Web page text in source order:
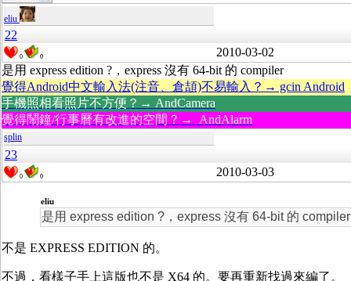
eliu
22
0 0
2010-03-02
是用 express edition ?，express 沒有 64-bit 的 compiler
覺得Android中文輸入法(注音、倉頡)不易輸入？→ gcin Android
手機照相看照片不方便？→ AndCamera
覺得鬧鐘/行事曆有改進的空間？→ AndAlarm
splin
23
0 0 2010-03-03
eliu
是用 express edition ?，express 沒有 64-bit 的 compiler
不是 EXPRESS EDITION 的。
不過，看樣子手上這版也不是 X64 的。要再重新找過來編了。